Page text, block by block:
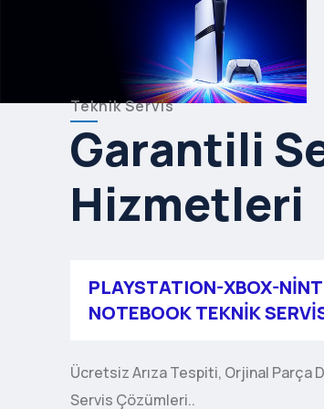
Teknik Servis
Garantili
Hizmetleri
PLAYSTATION-XBOX-
NOTEBOOK TEKNIK
Ücretsiz Arıza Tespiti, Orjinal Parça
Servis Çözümleri..